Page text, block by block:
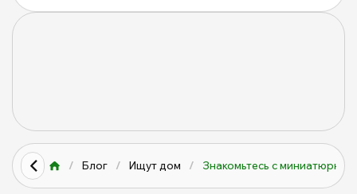
/ Блог / Ищут дом / Знакомьтесь с